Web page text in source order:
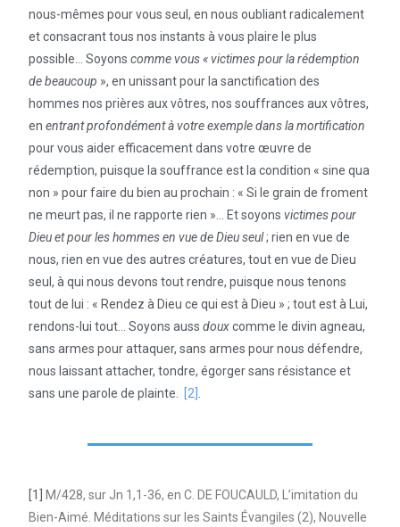
nous-mêmes pour vous seul, en nous oubliant radicalement
et consacrant tous nos instants à vous plaire le plus
possible… Soyonscomme vous « victimes pour la rédemption
de beaucoup », en unissant pour la sanctification des
hommes nos prières aux vôtres, nos souffrances aux vôtres,
enentrant profondément à votre exemple dans la mortification
pour vous aider efficacement dans votre œuvre de
rédemption, puisque la souffrance est la condition « sine qua
non » pour faire du bien au prochain : « Si le grain de froment
ne meurt pas, il ne rapporte rien »… Et soyonsvictimes pour
Dieu et pour les hommes en vue de Dieu seul; rien en vue de
nous, rien en vue des autres créatures, tout en vue de Dieu
seul, à qui nous devons tout rendre, puisque nous tenons
tout de lui : « Rendez à Dieu ce qui est à Dieu » ; tout est à Lui,
rendons-lui tout… Soyons aussdouxcomme le divin agneau,
sans armes pour attaquer, sans armes pour nous défendre,
nous laissant attacher, tondre, égorger sans résistance et
sans une parole de plainte. [2]
[1]M/428, sur Jn 1,1-36, en C. DE FOUCAULD, L’imitation du
Bien-Aimé. Méditations sur les Saints Évangiles (2), Nouvelle